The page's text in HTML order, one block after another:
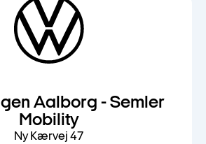
Aalborg - Semler
Mobility
Ny Kærvej 47